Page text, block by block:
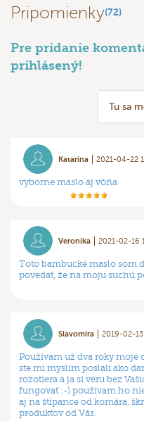
Pripomienky(72)
Pre pridanie
prihlásený!
Tu sa
Katarina 2021-04-22
vyborne maslo aj vôňa
Veronika 2021-02-16
Toto bambucké maslo som
povedať, že na moju suchú
Slavomíra 2019-02-13
Používam už dva roky moje
ste mi myslím poslali ako
rozotiera a ja si veru bez
fungovať :-) používam ho
aj na štípance od komára,
produktov od Vás.